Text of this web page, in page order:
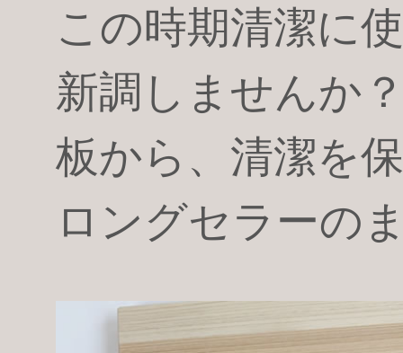
この時期清潔に
新調しませんか
板から、清潔を
ロングセラーの